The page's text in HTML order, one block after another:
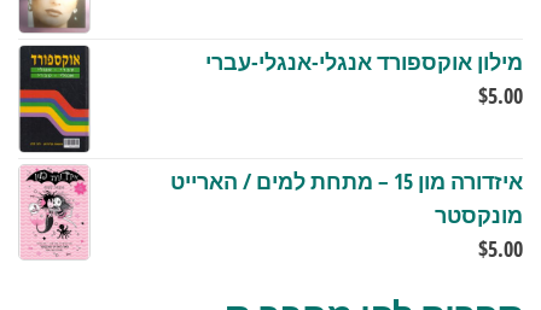
מילון אוקספורד אנגלי-אנגלי-עברי
$5.00
איזדורה מון 15 – מתחת למים / הארייט
מונקסטר
$5.00